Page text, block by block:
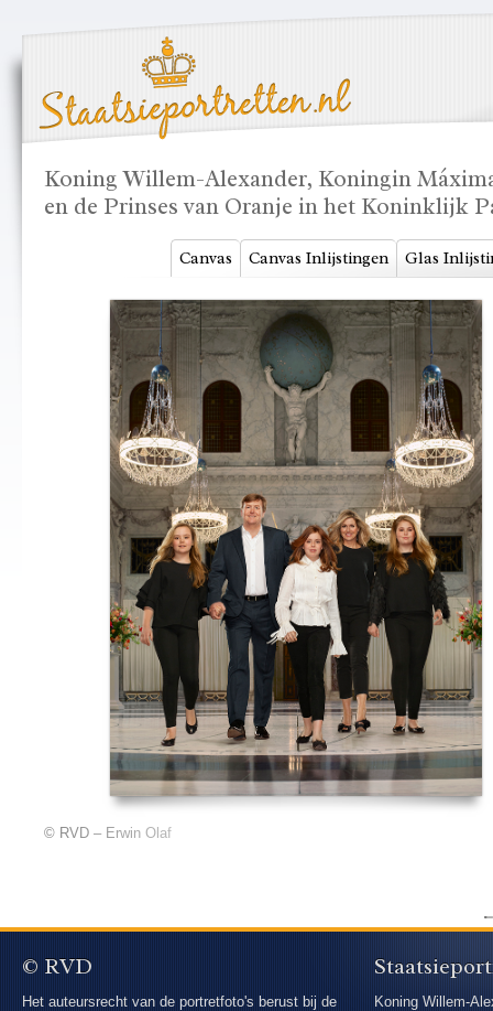
Koning Willem-Alexander, Koningin
en de Prinses van Oranje in het Koninklijk
Canvas Canvas Inlijstingen Glas
© RVD – Erwin Olaf
© RVD
Het auteursrecht van de portretfoto's berust bij de
Koning Willem-